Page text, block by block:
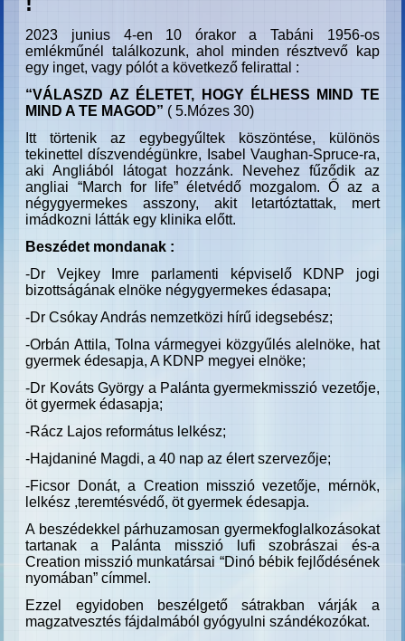
2023 junius 4-en 10 órakor a Tabáni 1956-os
emlékműnél találkozunk, ahol minden résztvevő kap
egy inget, vagy pólót a következő felirattal :
“VÁLASZD AZ ÉLETET, HOGY ÉLHESS MIND TE
MIND A TE MAGOD” ( 5.Mózes 30)
Itt törtenik az egybegyűltek köszöntése, különös
tekinettel díszvendégünkre, Isabel Vaughan-Spruce-ra,
aki Angliából látogat hozzánk. Nevehez fűződik az
angliai “March for life” életvédő mozgalom. Ő az a
négygyermekes asszony, akit letartóztattak, mert
imádkozni látták egy klinika előtt.
Beszédet mondanak :
-Dr Vejkey Imre parlamenti képviselő KDNP jogi
bizottságának elnöke négygyermekes édasapa;
-Dr Csókay András nemzetközi hírű idegsebész;
-Orbán Attila, Tolna vármegyei közgyűlés alelnöke, hat
gyermek édesapja, A KDNP megyei elnöke;
-Dr Kováts György a Palánta gyermekmisszió vezetője,
öt gyermek édasapja;
-Rácz Lajos református lelkész;
-Hajdaniné Magdi, a 40 nap az élert szervezője;
-Ficsor Donát, a Creation misszió vezetője, mérnök,
lelkész ,teremtésvédő, öt gyermek édesapja.
A beszédekkel párhuzamosan gyermekfoglalkozásokat
tartanak a Palánta misszió lufi szobrászai és-a
Creation misszió munkatársai “Dinó bébik fejlődésének
nyomában” címmel.
Ezzel egyidoben beszélgető sátrakban várják a
magzatvesztés fájdalmából gyógyulni szándékozókat.